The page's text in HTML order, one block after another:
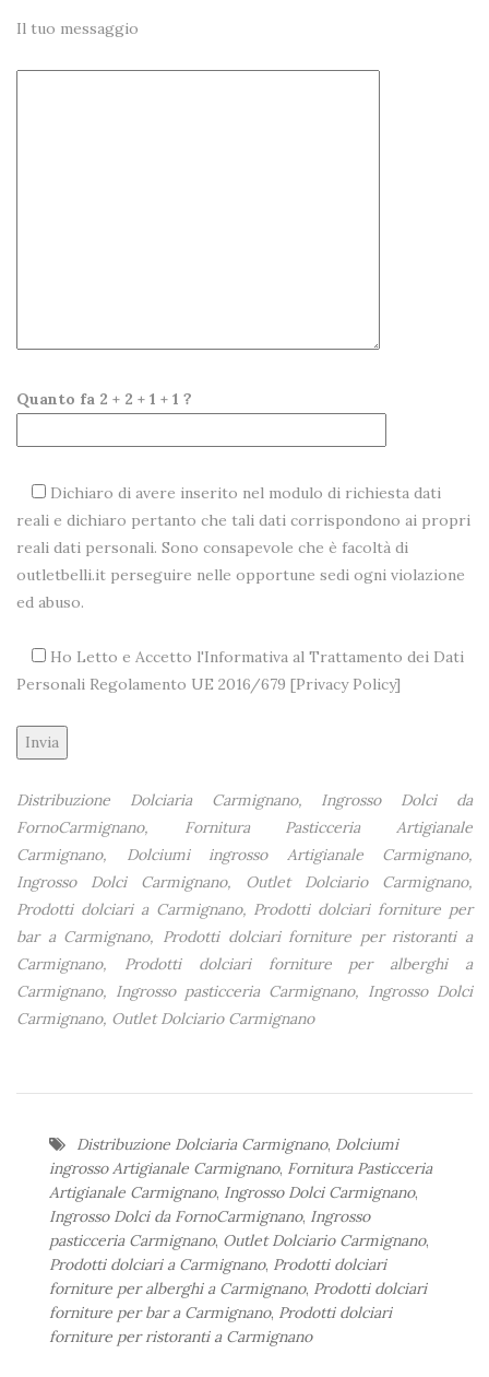
Il tuo messaggio
Quanto fa 2 + 2 + 1 + 1 ?
Dichiaro di avere inserito nel modulo di richiesta dati
reali e dichiaro pertanto che tali dati corrispondono ai propri
reali dati personali. Sono consapevole che è facoltà di
outletbelli.it perseguire nelle opportune sedi ogni violazione
ed abuso.
Ho Letto e Accetto l'Informativa al Trattamento dei Dati
Personali Regolamento UE 2016/679 [Privacy Policy]
Alternative:
Distribuzione Dolciaria Carmignano, Ingrosso Dolci da
FornoCarmignano, Fornitura Pasticceria Artigianale
Carmignano, Dolciumi ingrosso Artigianale Carmignano,
Ingrosso Dolci Carmignano, Outlet Dolciario Carmignano,
Prodotti dolciari a Carmignano, Prodotti dolciari forniture per
bar a Carmignano, Prodotti dolciari forniture per ristoranti a
Carmignano, Prodotti dolciari forniture per alberghi a
Carmignano, Ingrosso pasticceria Carmignano, Ingrosso Dolci
Carmignano, Outlet Dolciario Carmignano
Distribuzione Dolciaria Carmignano, Dolciumi
ingrosso Artigianale Carmignano, Fornitura Pasticceria
Artigianale Carmignano, Ingrosso Dolci Carmignano,
Ingrosso Dolci da FornoCarmignano, Ingrosso
pasticceria Carmignano, Outlet Dolciario Carmignano,
Prodotti dolciari a Carmignano, Prodotti dolciari
forniture per alberghi a Carmignano, Prodotti dolciari
forniture per bar a Carmignano, Prodotti dolciari
forniture per ristoranti a Carmignano